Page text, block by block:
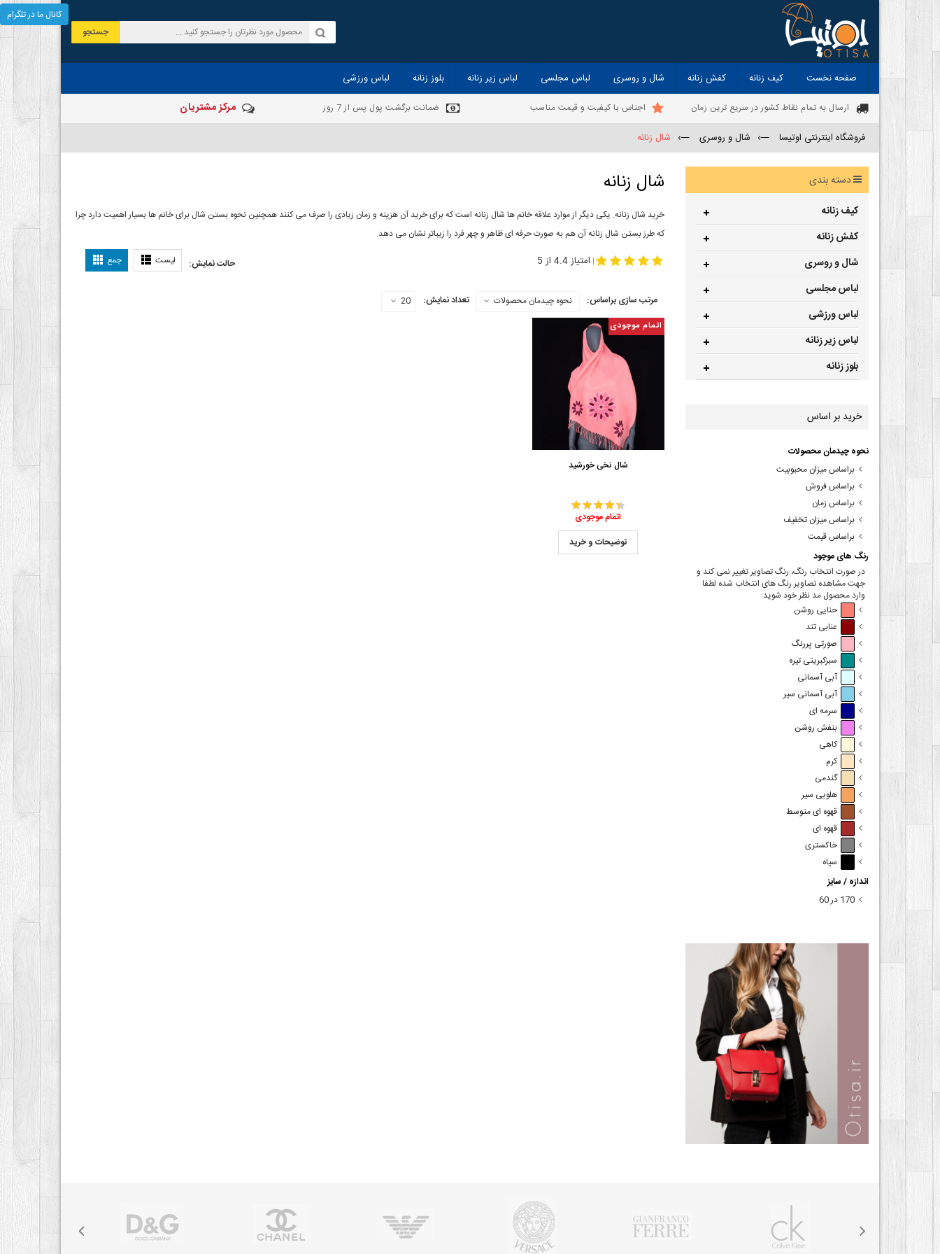
جستجو
صفحه نخست کیف زنانه کفش زنانه شال و روسری لباس مجلسی لباس زیر زنانه بلوز زنانه لباس ورزشی
ارسال به تمام نقاط کشور در سریع ترین زمان اجناس با کیفیت و قیمت مناسب ضمانت برگشت پول پس از 7 روز مرکز مشتریان
فروشگاه اینترنتی اوتیسا —› شال و روسری —› شال زنانه
شال زنانه
خرید شال زنانه. یکی دیگر از موارد علاقه خانم ها شال زنانه است که برای خرید آن هزینه و زمان زیادی را صرف می کنند همچنین نحوه بستن شال برای خانم ها بسیار اهمیت دارد چرا
که طرز بستن شال زنانه آن هم به صورت حرفه ای ظاهر و چهر فرد را زیباتر نشان می دهد.
حالت نمایش: لیست جمع | امتیاز 4.4 از 5
مرتب سازی براساس: نحوه چیدمان محصولات تعداد نمایش: 20
اتمام موجودی
شال نخی خورشید
اتمام موجودی
توضیحات و خرید
دسته بندی
کیف زنانه
کفش زنانه
شال و روسری
لباس مجلسی
لباس ورزشی
لباس زیر زنانه
بلوز زنانه
خرید بر اساس
نحوه چیدمان محصولات
براساس میزان محبوبیت
براساس فروش
براساس زمان
براساس میزان تخفیف
براساس قیمت
رنگ های موجود
در صورت انتخاب رنگ، رنگ تصاویر تغییر نمی کند و
جهت مشاهده تصاویر رنگ های انتخاب شده لطفا
وارد محصول مد نظر خود شوید.
حنایی روشن
عنابی تند
صورتی پررنگ
سبزکبریتی تیره
آبی آسمانی
آبی آسمانی سیر
سرمه ای
بنفش روشن
کاهی
کرم
گندمی
هلویی سیر
قهوه ای متوسط
قهوه ای
خاکستری
سیاه
اندازه / سایز
170 در 60
کانال ما در تلگرام